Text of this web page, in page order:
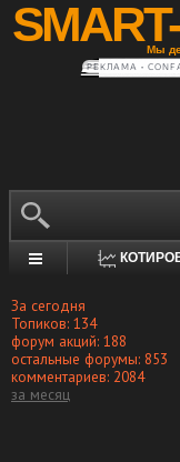
Мы
РЕКЛАМА •
За сегодня
Топиков: 134
форум акций: 188
остальные форумы: 853
комментариев: 2084
за месяц